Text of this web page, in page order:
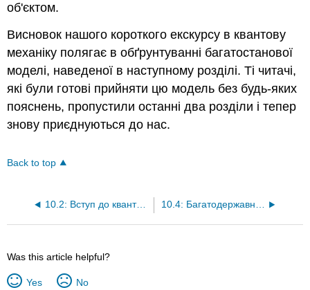
об'єктом.
Висновок нашого короткого екскурсу в квантову
механіку полягає в обґрунтуванні багатостанової
моделі, наведеної в наступному розділі. Ті читачі,
які були готові прийняти цю модель без будь-яких
пояснень, пропустили останні два розділи і тепер
знову приєднуються до нас.
Back to top
10.2: Вступ до квантової механіки 10.4: Багатодержавна модель
Was this article helpful?
Yes No